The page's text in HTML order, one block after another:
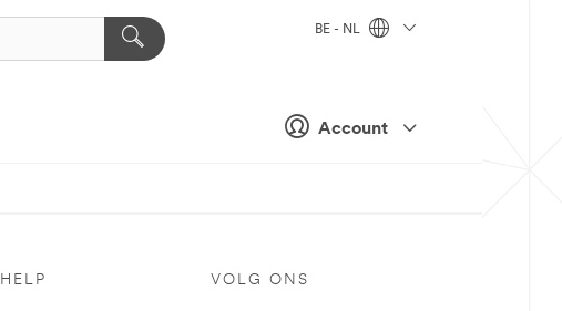
Account
BE - NL
HELP VOLG ONS